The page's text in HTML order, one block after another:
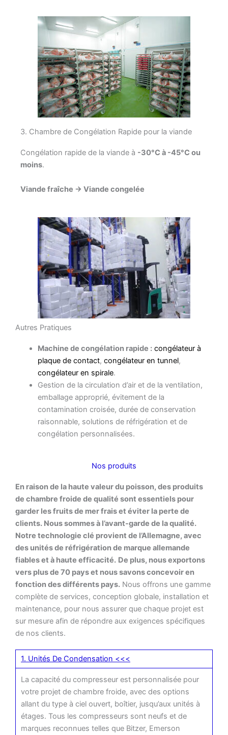
3. Chambre de Congélation Rapide pour la viande
Congélation rapide de la viande à -30°C à -45°C ou
moins.
Viande fraîche → Viande congelée
Autres Pratiques
Machine de congélation rapide : congélateur à
plaque de contact, congélateur en tunnel,
congélateur en spirale.
Gestion de la circulation d’air et de la ventilation,
emballage approprié, évitement de la
contamination croisée, durée de conservation
raisonnable, solutions de réfrigération et de
congélation personnalisées.
Nos produits
En raison de la haute valeur du poisson, des produits
de chambre froide de qualité sont essentiels pour
garder les fruits de mer frais et éviter la perte de
clients. Nous sommes à l’avant-garde de la qualité.
Notre technologie clé provient de l’Allemagne, avec
des unités de réfrigération de marque allemande
fiables et à haute efficacité. De plus, nous exportons
vers plus de 70 pays et nous savons concevoir en
fonction des différents pays. Nous offrons une gamme
complète de services, conception globale, installation et
maintenance, pour nous assurer que chaque projet est
sur mesure afin de répondre aux exigences spécifiques
de nos clients.
1. Unités De Condensation <<<
La capacité du compresseur est personnalisée pour
votre projet de chambre froide, avec des options
allant du type à ciel ouvert, boîtier, jusqu’aux unités à
étages. Tous les compresseurs sont neufs et de
marques reconnues telles que Bitzer, Emerson